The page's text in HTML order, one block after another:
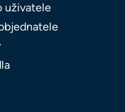
uživatele